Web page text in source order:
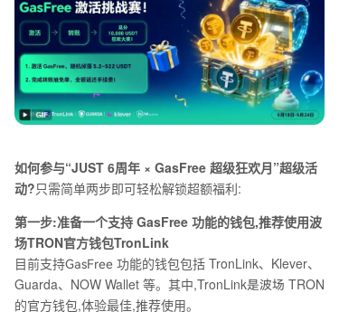
如何参与“JUST 6周年 × GasFree 超级狂欢月”超级活
动?只需简单两步即可轻松解锁超额福利:
第一步:准备一个支持 GasFree 功能的钱包,推荐使用波
场TRON官方钱包TronLink
目前支持GasFree 功能的钱包包括 TronLink、 Klever、
Guarda、 NOW Wallet 等。其中,TronLink是波场 TRON
的官方钱包,体验最佳,推荐使用。